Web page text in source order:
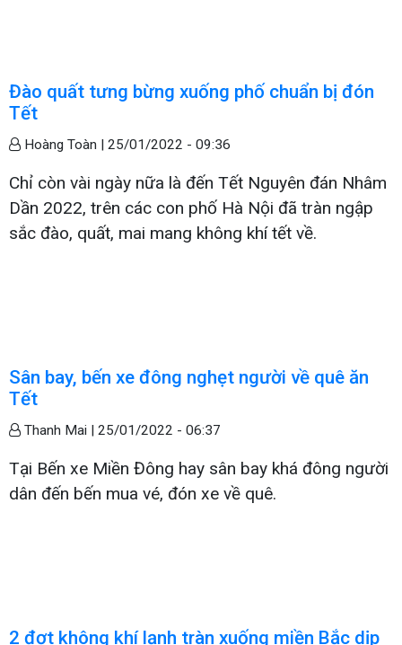
Đào quất tưng bừng xuống phố chuẩn bị đón
Tết
Hoàng Toàn | 25/01/2022 - 09:36
Chỉ còn vài ngày nữa là đến Tết Nguyên đán Nhâm
Dần 2022, trên các con phố Hà Nội đã tràn ngập
sắc đào, quất, mai mang không khí tết về.
Sân bay, bến xe đông nghẹt người về quê ăn
Tết
Thanh Mai | 25/01/2022 - 06:37
Tại Bến xe Miền Đông hay sân bay khá đông người
dân đến bến mua vé, đón xe về quê.
2 đợt không khí lạnh tràn xuống miền Bắc dịp